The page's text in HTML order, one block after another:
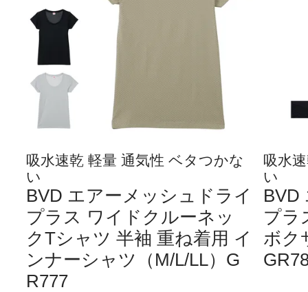
吸水速乾 軽量 通気性 ベタつかな
い
BVD エアーメッシュドライ
プラス ワイドクルーネッ
クTシャツ 半袖 重ね着用 イ
ンナーシャツ（M/L/LL）G
R777
吸水
い
BVD
プラ
ボク